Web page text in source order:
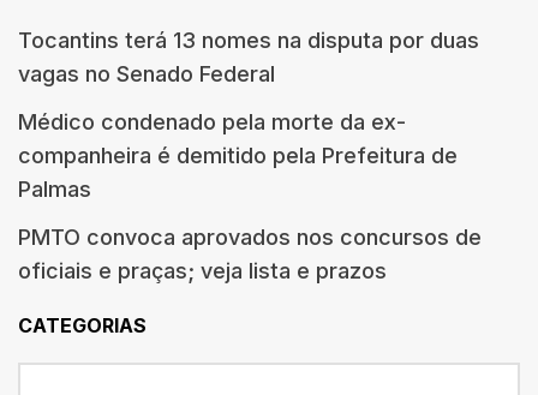
Tocantins terá 13 nomes na disputa por duas
vagas no Senado Federal
Médico condenado pela morte da ex-
companheira é demitido pela Prefeitura de
Palmas
PMTO convoca aprovados nos concursos de
oficiais e praças; veja lista e prazos
CATEGORIAS